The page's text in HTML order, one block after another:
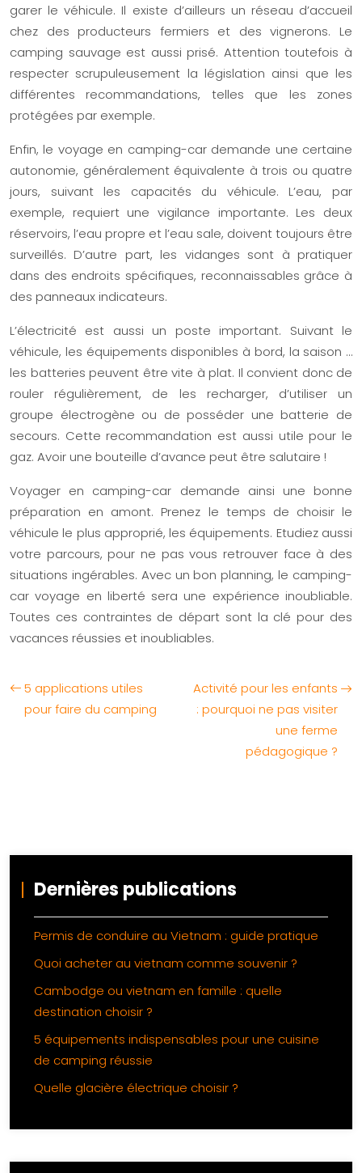
garer le véhicule. Il existe d’ailleurs un réseau d’accueil
chez des producteurs fermiers et des vignerons. Le
camping sauvage est aussi prisé. Attention toutefois à
respecter scrupuleusement la législation ainsi que les
différentes recommandations, telles que les zones
protégées par exemple.
Enfin, le voyage en camping-car demande une certaine
autonomie, généralement équivalente à trois ou quatre
jours, suivant les capacités du véhicule. L’eau, par
exemple, requiert une vigilance importante. Les deux
réservoirs, l’eau propre et l’eau sale, doivent toujours être
surveillés. D’autre part, les vidanges sont à pratiquer
dans des endroits spécifiques, reconnaissables grâce à
des panneaux indicateurs.
L’électricité est aussi un poste important. Suivant le
véhicule, les équipements disponibles à bord, la saison …
les batteries peuvent être vite à plat. Il convient donc de
rouler régulièrement, de les recharger, d’utiliser un
groupe électrogène ou de posséder une batterie de
secours. Cette recommandation est aussi utile pour le
gaz. Avoir une bouteille d’avance peut être salutaire !
Voyager en camping-car demande ainsi une bonne
préparation en amont. Prenez le temps de choisir le
véhicule le plus approprié, les équipements. Etudiez aussi
votre parcours, pour ne pas vous retrouver face à des
situations ingérables. Avec un bon planning, le camping-
car voyage en liberté sera une expérience inoubliable.
Toutes ces contraintes de départ sont la clé pour des
vacances réussies et inoubliables.
5 applications utiles
pour faire du camping
Activité pour les enfants
: pourquoi ne pas visiter
une ferme
pédagogique ?
Dernières publications
Permis de conduire au Vietnam : guide pratique
Quoi acheter au vietnam comme souvenir ?
Cambodge ou vietnam en famille : quelle
destination choisir ?
5 équipements indispensables pour une cuisine
de camping réussie
Quelle glacière électrique choisir ?